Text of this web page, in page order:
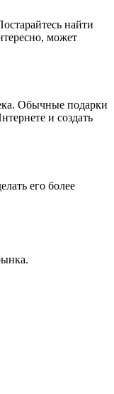
найти
может
Обычные подарки
и создать
его более